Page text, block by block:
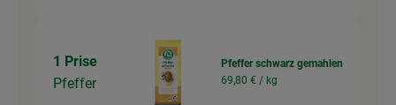
1 Prise
Pfeffer
Pfeffer schwarz gemahlen
69,80 € / kg